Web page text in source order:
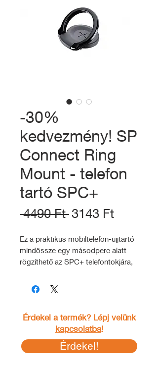
-30%
kedvezmény! SP
Connect Ring
Mount - telefon
tartó SPC+
4490 Ft Szokásos
3143 FtAkciós
Ez a praktikus mobiltelefon-ujjtartó
mindössze egy másodperc alatt
rögzíthető az SPC+ telefontokjára,
készülékednek. Állványként vagy a
készülék felakasztására is
ülésén).
A mobiltelefon ujjtartó rendkívül
kompakt kialakításával nyűgöz le,
Érdekel a termék? Lépj velünk
kapcsolatba!
Érdekel!